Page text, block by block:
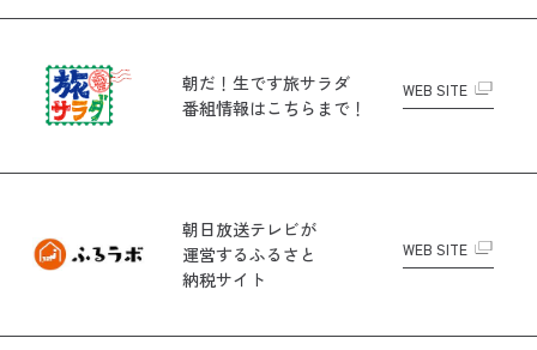
朝だ！生です旅サラダ
番組情報はこちらまで！
WEB SITE
朝日放送テレビが
運営するふるさと
納税サイト
WEB SITE